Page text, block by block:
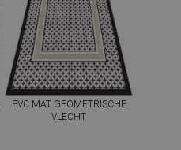
PVC MAT GEOMETRISCHE
VLECHT